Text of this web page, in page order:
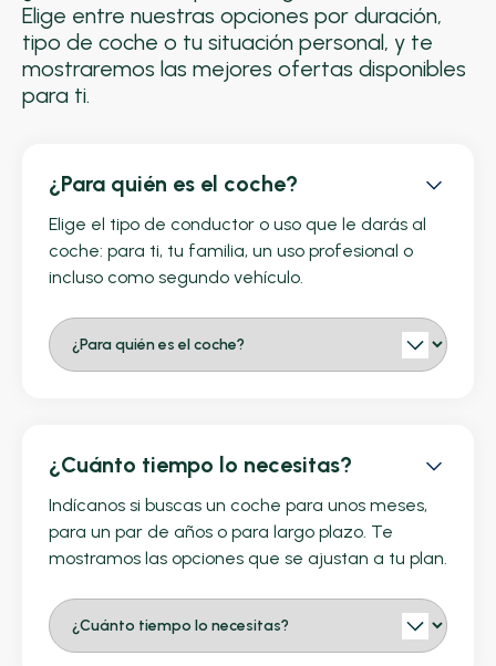
Elige entre nuestras opciones por duración,
tipo de coche o tu situación personal, y te
mostraremos las mejores ofertas disponibles
para ti.
¿Para quién es el coche?
Elige el tipo de conductor o uso que le darás al
coche: para ti, tu familia, un uso profesional o
incluso como segundo vehículo.
¿Cuánto tiempo lo necesitas?
Indícanos si buscas un coche para unos meses,
para un par de años o para largo plazo. Te
mostramos las opciones que se ajustan a tu plan.